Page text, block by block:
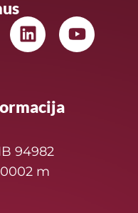
94982
m